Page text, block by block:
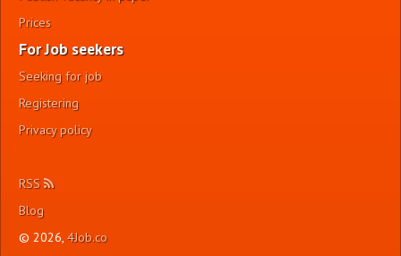
Prices
For Job seekers
Seeking for job
Registering
Privacy policy
RSS
Blog
© 2026, 4Job.co